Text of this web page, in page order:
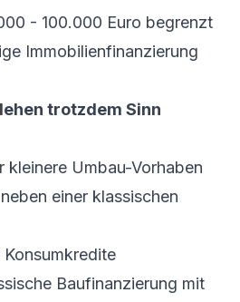
- 100.000 Euro begrenzt
Immobilienfinanzierung
trotzdem Sinn
kleinere Umbau-Vorhaben
einer klassischen
Baufinanzierung mit